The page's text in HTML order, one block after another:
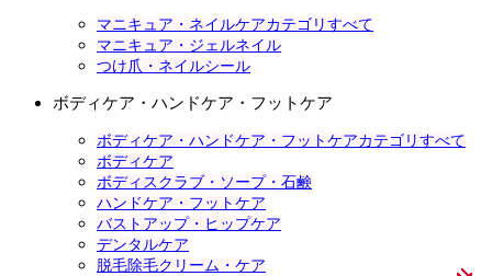
マニキュア・ネイルケアカテゴリすべて
マニキュア・ジェルネイル
つけ爪・ネイルシール
ボディケア・ハンドケア・フットケア
ボディケア・ハンドケア・フットケアカテゴリすべて
ボディケア
ボディスクラブ・ソープ・石鹸
ハンドケア・フットケア
バストアップ・ヒップケア
デンタルケア
脱毛除毛クリーム・ケア